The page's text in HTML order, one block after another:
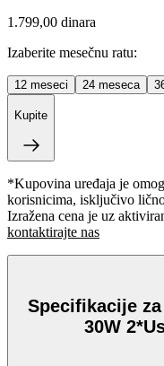
1.799,00 dinara
Izaberite mesečnu ratu:
12 meseci 24 meseca
Kupite
*Kupovina uređaja je
korisnicima, isključivo
Izražena cena je uz
kontaktirajte nas
Specifikacije
30W